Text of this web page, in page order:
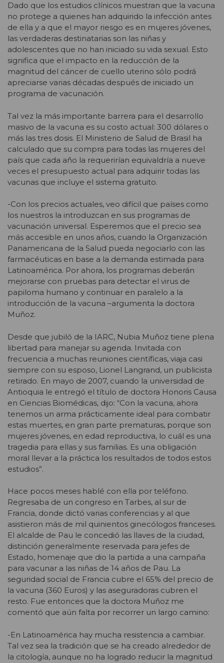
Dado que los estudios clínicos muestran que la vacuna
no protege a quienes han adquirido la infección antes
de ella y a que el mayor riesgo es en mujeres jóvenes,
las verdaderas destinatarias son las niñas y
adolescentes que no han iniciado su vida sexual. Esto
significa que el impacto en la reducción de la
magnitud del cáncer de cuello uterino sólo podrá
apreciarse varias décadas después de iniciado un
programa de vacunación.
Tal vez la más importante barrera para el desarrollo
masivo de la vacuna es su costo actual: 300 dólares o
más las tres dosis. El Ministerio de Salud de Brasil ha
calculado que su compra para todas las mujeres del
país que cada año la requerirían equivaldría a nueve
veces el presupuesto actual para adquirir todas las
vacunas que incluye el sistema gratuito.
-Con los precios actuales, veo difícil que países como
los nuestros la introduzcan en sus programas de
vacunación universal. Esperemos que el precio sea
más accesible en unos años, cuando la Organización
Panamericana de la Salud pueda negociarlo con las
farmacéuticas en base a la demanda estimada para
Latinoamérica. Por ahora, los programas deberán
mejorarse con pruebas para detectar el virus de
papiloma humano y continuar en paralelo a la
introducción de la vacuna –argumenta la doctora
Muñoz.
Desde que jubiló de la IARC, Nubia Muñoz tiene plena
libertad para manejar su agenda. Invitada con
frecuencia a muchas reuniones científicas, viaja casi
siempre con su esposo, Lionel Langrand, un publicista
retirado. En mayo de 2007, cuando la universidad de
Antioquia le entregó el título de doctora Honoris Causa
en Ciencias Biomédicas, dijo: “Con la vacuna, ahora
tenemos un arma prácticamente ideal para combatir
estas muertes, en gran parte prematuras, porque son
mujeres jóvenes, en edad reproductiva, lo cuál es una
tragedia para ellas y sus familias. Es una obligación
moral llevar a la práctica los resultados de todos estos
estudios”.
Hace pocos meses hablé con ella por teléfono.
Regresaba de un congreso en Tarbes, al sur de
Francia, donde dictó varias conferencias y al que
asistieron más de mil quinientos ginecólogos franceses.
El alcalde de Pau le concedió las llaves de la ciudad,
distinción generalmente reservada para jefes de
Estado, homenaje que dio la partida a una campaña
para vacunar a las niñas de 14 años de Pau. La
seguridad social de Francia cubre el 65% del precio de
la vacuna (360 Euros) y las aseguradoras cubren el
resto. Fue entonces que la doctora Muñoz me
comentó que aún falta por recorrer un largo camino:
-En Latinoamérica hay mucha resistencia a cambiar.
Tal vez sea la tradición que se ha creado alrededor de
la citología, aunque no ha logrado reducir la magnitud